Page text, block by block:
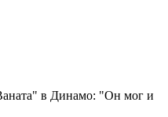
в Динамо: "Он мог и